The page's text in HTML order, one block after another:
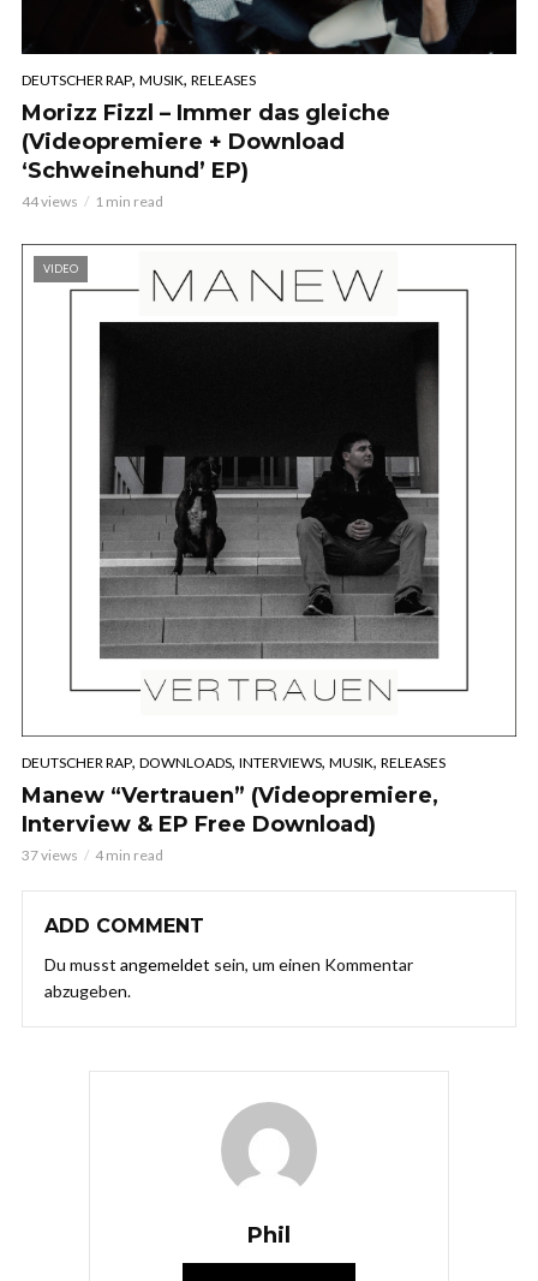
DEUTSCHER RAP, MUSIK, RELEASES
Morizz Fizzl – Immer das gleiche
(Videopremiere + Download
‘Schweinehund’ EP)
44 views 1 min read
VIDEO
DEUTSCHER RAP, DOWNLOADS, INTERVIEWS, MUSIK, RELEASES
Manew “Vertrauen” (Videopremiere,
Interview & EP Free Download)
37 views 4 min read
ADD COMMENT
Du musst angemeldet sein, um einen Kommentar
abzugeben.
Phil